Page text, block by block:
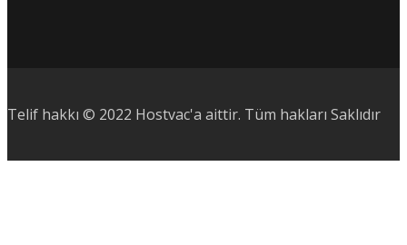
Telif hakkı © 2022 Hostvac'a aittir. Tüm hakları Saklıdır